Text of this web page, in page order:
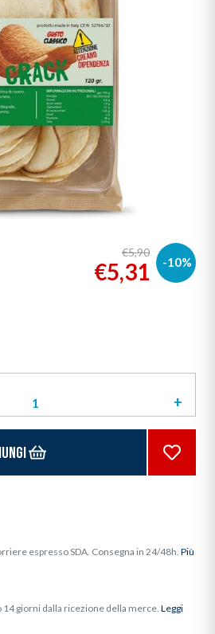
-10%
€5,90
€5,31
+
espresso SDA. Consegna in 24/48h. Più
giorni dalla ricezione della merce. Leggi